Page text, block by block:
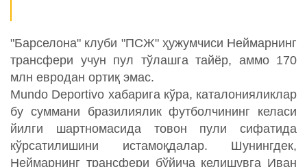
"Барселона" клуби "ПСЖ" ҳужумчиси Неймарнинг
трансфери учун пул тўлашга тайёр, аммо 170
млн евродан ортиқ эмас.
Mundo Deportivo хабарига кўра, каталонияликлар
бу суммани бразилиялик футболчининг келаси
йилги шартномасида товон пули сифатида
кўрсатилишини истамоқдалар. Шунингдек,
Неймарнинг трансфери бўйича келишувга Иван